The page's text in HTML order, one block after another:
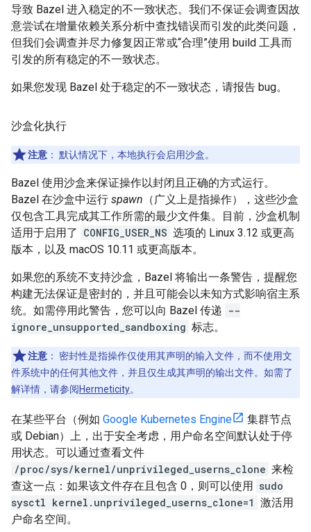
导致 Bazel 进入稳定的不一致状态。我们不保证会调查因故
意尝试在增量依赖关系分析中查找错误而引发的此类问题，
但我们会调查并尽力修复因正常或“合理”使用 build 工具而
引发的所有稳定的不一致状态。
如果您发现 Bazel 处于稳定的不一致状态，请报告 bug。
沙盒化执行
注意 ： 默认情况下，本地执行会启用沙盒。
Bazel 使用沙盒来保证操作以封闭且正确的方式运行。
Bazel 在沙盒中运行 spawn （广义上是指操作），这些沙盒
仅包含工具完成其工作所需的最少文件集。目前，沙盒机制
适用于启用了 CONFIG_USER_NS 选项的 Linux 3.12 或更高
版本，以及 macOS 10.11 或更高版本。
如果您的系统不支持沙盒，Bazel 将输出一条警告，提醒您
构建无法保证是密封的，并且可能会以未知方式影响宿主系
统。如需停用此警告，您可以向 Bazel 传递 --
ignore_unsupported_sandboxing 标志。
注意 ：
密封性是指操作仅使用其声明的输入文件，而不使用文
件系统中的任何其他文件，并且仅生成其声明的输出文件。如需了
解详情，请参阅Hermeticity。
在某些平台（例如 Google Kubernetes Engine
集群节点
或 Debian）上，出于安全考虑，用户命名空间默认处于停
用状态。可以通过查看文件
/proc/sys/kernel/unprivileged_userns_clone 来检
查这一点：如果该文件存在且包含 0，则可以使用 sudo
sysctl kernel.unprivileged_userns_clone=1 激活用
户命名空间。